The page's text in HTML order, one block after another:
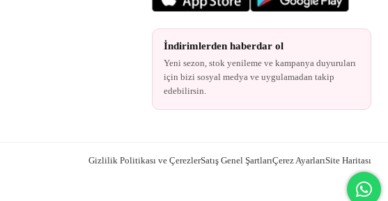
İndirimlerden haberdar ol
Yeni sezon, stok yenileme ve kampanya duyuruları
için bizi sosyal medya ve uygulamadan takip
edebilirsin.
Gizlilik Politikası ve ÇerezlerSatış Genel ŞartlarıÇerez AyarlarıSite Haritası